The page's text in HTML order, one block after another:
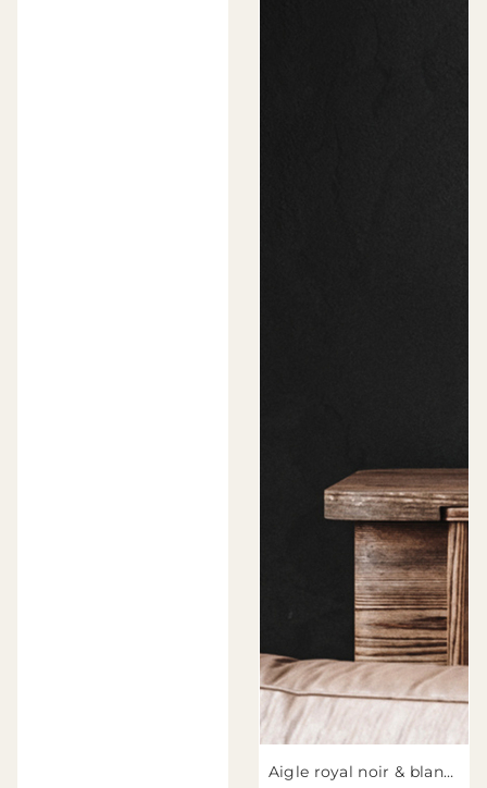
Aigle royal noir & blanc n°5